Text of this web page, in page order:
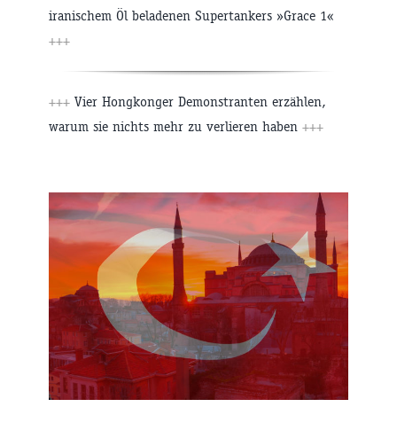
iranischem Öl beladenen Supertankers »Grace 1«
+++
+++ Vier Hongkonger Demonstranten erzählen,
warum sie nichts mehr zu verlieren haben +++